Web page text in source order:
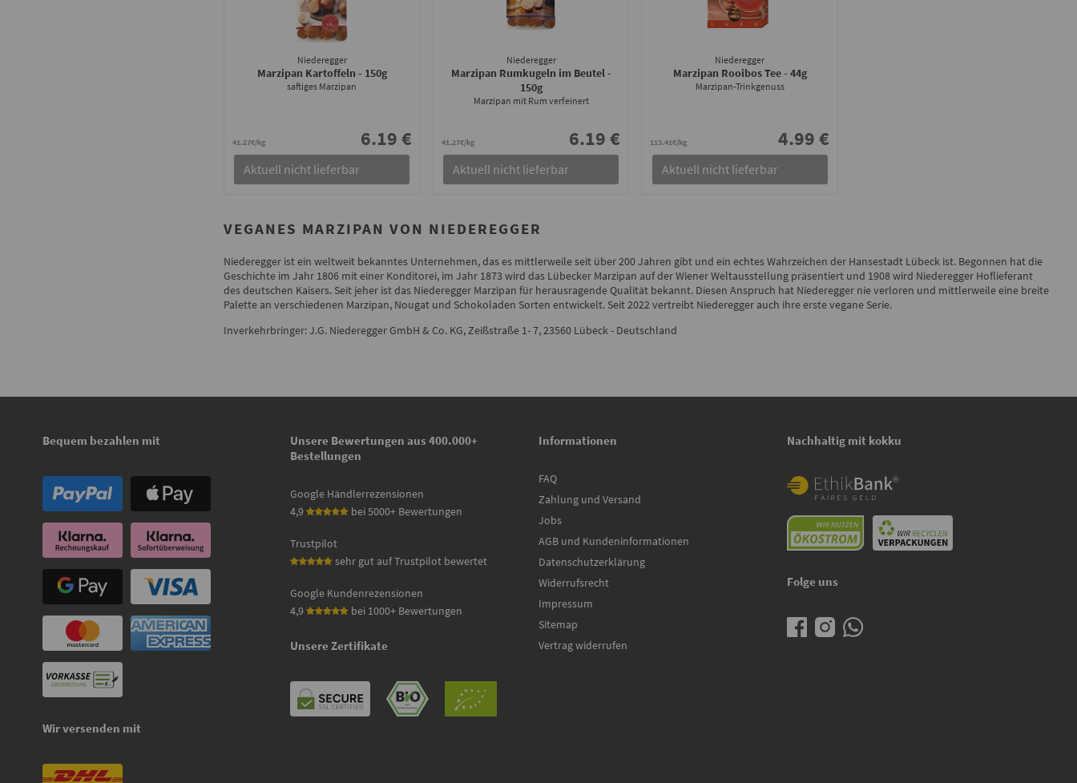
Niederegger
Marzipan Kartoffeln - 150g
saftiges Marzipan
41.27€/kg 6.19 €
Aktuell nicht lieferbar
Niederegger
Marzipan Rumkugeln im Beutel-
150g
Marzipan mit Rum verfeinert
41.27€/kg 6.19 €
Aktuell nicht lieferbar
Niederegger
Marzipan Rooibos Tee- 44g
Marzipan-Trinkgenuss
113.41€/kg 4.99 €
Aktuell nicht lieferbar
VEGANES MARZIPAN VON NIEDEREGGER
Niederegger ist ein weltweit bekanntes Unternehmen, das es mittlerweile seit über 200 Jahren gibt und ein echtes Wahrzeichen der Hansestadt Lübeck ist. Begonnen hat die
Geschichte im Jahr 1806 mit einer Konditorei, im Jahr 1873 wird das Lübecker Marzipan auf der Wiener Weltausstellung präsentiert und 1908 wird Niederegger Hoflieferant
des deutschen Kaisers. Seit jeher ist das Niederegger Marzipan für herausragende Qualität bekannt. Diesen Anspruch hat Niederegger nie verloren und mittlerweile eine breite
Palette an verschiedenen Marzipan, Nougat und Schokoladen Sorten entwickelt. Seit 2022 vertreibt Niederegger auch ihre erste vegane Serie.
Inverkehrbringer: J.G. Niederegger GmbH & Co. KG, Zeißstraße 1- 7, 23560 Lübeck - Deutschland
Bequem bezahlen mit
Wir versenden mit
Unsere Bewertungen aus 400.000+
Bestellungen
Google Händlerrezensionen
4,9
bei 5000+ Bewertungen
Trustpilot
sehr gut auf Trustpilot bewertet
Google Kundenrezensionen
4,9
bei 1000+ Bewertungen
Unsere Zertifikate
Informationen
FAQ
Zahlung und Versand
Jobs
AGB und Kundeninformationen
Datenschutzerklärung
Widerrufsrecht
Impressum
Sitemap
Vertrag widerrufen
Nachhaltig mit kokku
Folge uns